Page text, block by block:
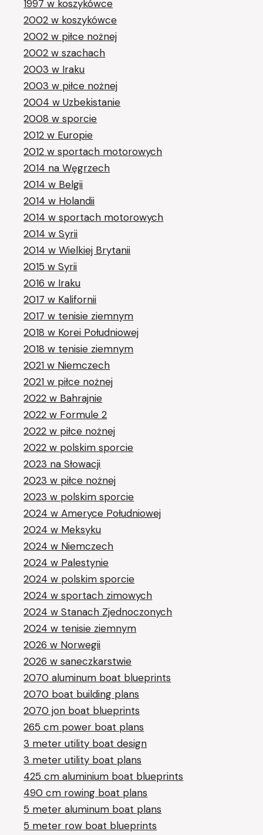
1997 w koszykówce
2002 w koszykówce
2002 w piłce nożnej
2002 w szachach
2003 w Iraku
2003 w piłce nożnej
2004 w Uzbekistanie
2008 w sporcie
2012 w Europie
2012 w sportach motorowych
2014 na Węgrzech
2014 w Belgii
2014 w Holandii
2014 w sportach motorowych
2014 w Syrii
2014 w Wielkiej Brytanii
2015 w Syrii
2016 w Iraku
2017 w Kalifornii
2017 w tenisie ziemnym
2018 w Korei Południowej
2018 w tenisie ziemnym
2021 w Niemczech
2021 w piłce nożnej
2022 w Bahrajnie
2022 w Formule 2
2022 w piłce nożnej
2022 w polskim sporcie
2023 na Słowacji
2023 w piłce nożnej
2023 w polskim sporcie
2024 w Ameryce Południowej
2024 w Meksyku
2024 w Niemczech
2024 w Palestynie
2024 w polskim sporcie
2024 w sportach zimowych
2024 w Stanach Zjednoczonych
2024 w tenisie ziemnym
2026 w Norwegii
2026 w saneczkarstwie
2070 aluminum boat blueprints
2070 boat building plans
2070 jon boat blueprints
265 cm power boat plans
3 meter utility boat design
3 meter utility boat plans
425 cm aluminium boat blueprints
490 cm rowing boat plans
5 meter aluminum boat plans
5 meter row boat blueprints